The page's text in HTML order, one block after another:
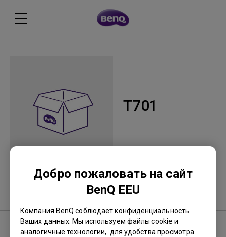
Добро пожаловать на сайт
BenQ EEU
Компания BenQ соблюдает конфиденциальность
Ваших данных. Мы используем файлы cookie и
аналогичные технологии, для удобства просмотра
T701
Программное обеспечение